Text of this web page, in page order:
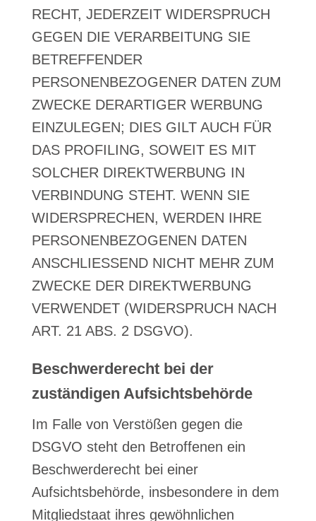
RECHT, JEDERZEIT WIDERSPRUCH
GEGEN DIE VERARBEITUNG SIE
BETREFFENDER
PERSONENBEZOGENER DATEN ZUM
ZWECKE DERARTIGER WERBUNG
EINZULEGEN; DIES GILT AUCH FÜR
DAS PROFILING, SOWEIT ES MIT
SOLCHER DIREKTWERBUNG IN
VERBINDUNG STEHT. WENN SIE
WIDERSPRECHEN, WERDEN IHRE
PERSONENBEZOGENEN DATEN
ANSCHLIESSEND NICHT MEHR ZUM
ZWECKE DER DIREKTWERBUNG
VERWENDET (WIDERSPRUCH NACH
ART. 21 ABS. 2 DSGVO).
Beschwerde­recht bei der
zuständigen Aufsichts­behörde
Im Falle von Verstößen gegen die
DSGVO steht den Betroffenen ein
Beschwerderecht bei einer
Aufsichtsbehörde, insbesondere in dem
Mitgliedstaat ihres gewöhnlichen